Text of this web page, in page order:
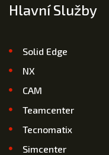
Hlavní Služby
Solid Edge
NX
CAM
Teamcenter
Tecnomatix
Simcenter